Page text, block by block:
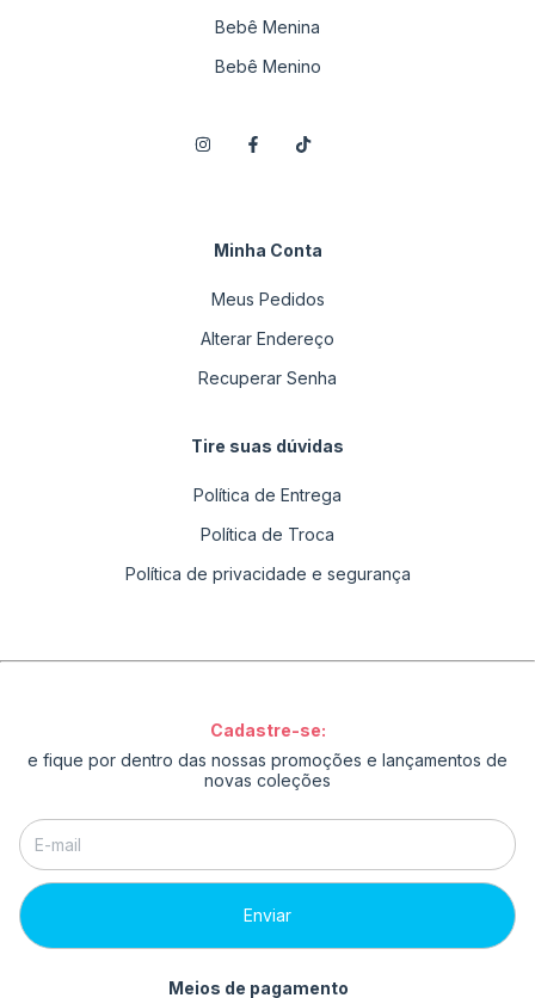
Bebê Menina
Bebê Menino
Minha Conta
Meus Pedidos
Alterar Endereço
Recuperar Senha
Tire suas dúvidas
Política de Entrega
Política de Troca
Política de privacidade e segurança
Cadastre-se:
e fique por dentro das nossas promoções e lançamentos de
novas coleções
Meios de pagamento